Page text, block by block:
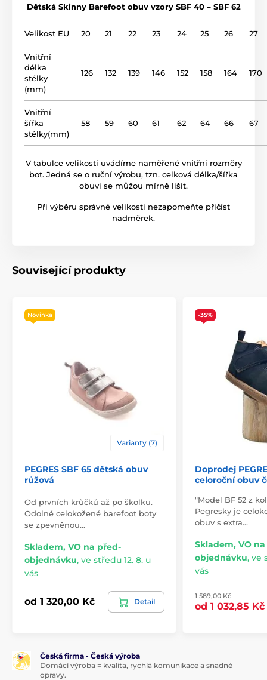
svršek kůže
podšívka kůže
podrážka TPR podrážka (no drop)
název modelu SBF 60F
Dětská Skinny Barefoot obuv vzory SBF 40 – SBF 62
Velikost EU 20 21 22 23 24 25 26 27
Vnitřní
délka
stélky
(mm)
126 132 139 146 152 158 164 170
Vnitřní
šířka
stélky(mm)
58 59 60 61 62 64 66 67
V tabulce velikostí uvádíme naměřené vnitřní rozměry
bot. Jedná se o ruční výrobu, tzn. celková délka/šířka
obuvi se můžou mírně lišit.
Při výběru správné velikosti nezapomeňte přičíst
nadměrek.
Související produkty
Novinka
Varianty (7)
PEGRES SBF 65 dětská obuv
růžová
Od prvních krůčků až po školku.
Odolné celokožené barefoot boty
se zpevněnou…
Skladem, VO na před-
objednávku, ve středu 12. 8. u
vás
od 1 320,00 Kč Detail
-35%
Doprodej
celoroční obuv
"Model BF 52 z
Pegresky je
obuv s extra…
Skladem, VO
objednávku, ve
vás
1 589,00 Kč
od 1 032,85 Kč
Česká firma - Česká výroba
Domácí výroba = kvalita, rychlá komunikace a snadné
opravy.